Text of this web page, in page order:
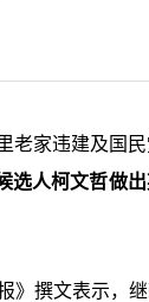
老家违建及国
选人柯文哲做
》撰文表示，